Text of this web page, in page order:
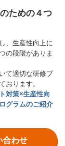
ための４つ
、生産性向上に
の段階がありま
て適切な研修プ
おります。
対策×生産性向
グラムのご紹介
合わせ